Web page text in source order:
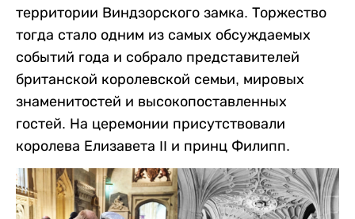
территории Виндзорского замка. Торжество
тогда стало одним из самых обсуждаемых
событий года и собрало представителей
британской королевской семьи, мировых
знаменитостей и высокопоставленных
гостей. На церемонии присутствовали
королева Елизавета II и принц Филипп.